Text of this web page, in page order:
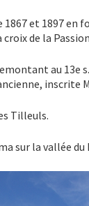
1867 et 1897 en
croix de la
au 13e
inscrite
Tilleuls.
sur la vallée du